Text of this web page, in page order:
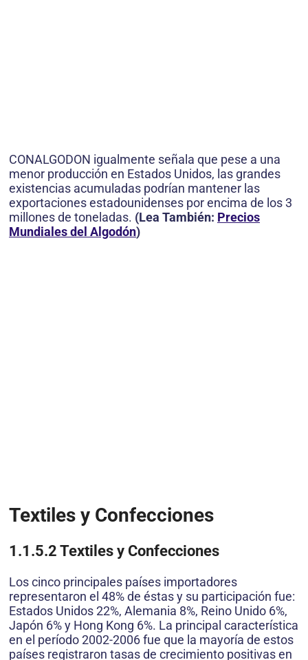
CONALGODON igualmente señala que pese a una
menor producción en Estados Unidos, las grandes
existencias acumuladas podrían mantener las
exportaciones estadounidenses por encima de los 3
millones de toneladas. (Lea También: Precios
Mundiales del Algodón)
Textiles y Confecciones
1.1.5.2 Textiles y Confecciones
Los cinco principales países importadores
representaron el 48% de éstas y su participación fue:
Estados Unidos 22%, Alemania 8%, Reino Unido 6%,
Japón 6% y Hong Kong 6%. La principal característica
en el período 2002-2006 fue que la mayoría de estos
países registraron tasas de crecimiento positivas en